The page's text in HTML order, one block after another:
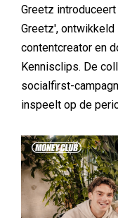
Greetz
Greetz',
contentcreator en
Kennisclips. De
socialfirst-
inspeelt op de